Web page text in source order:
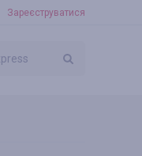
Зареєструватися